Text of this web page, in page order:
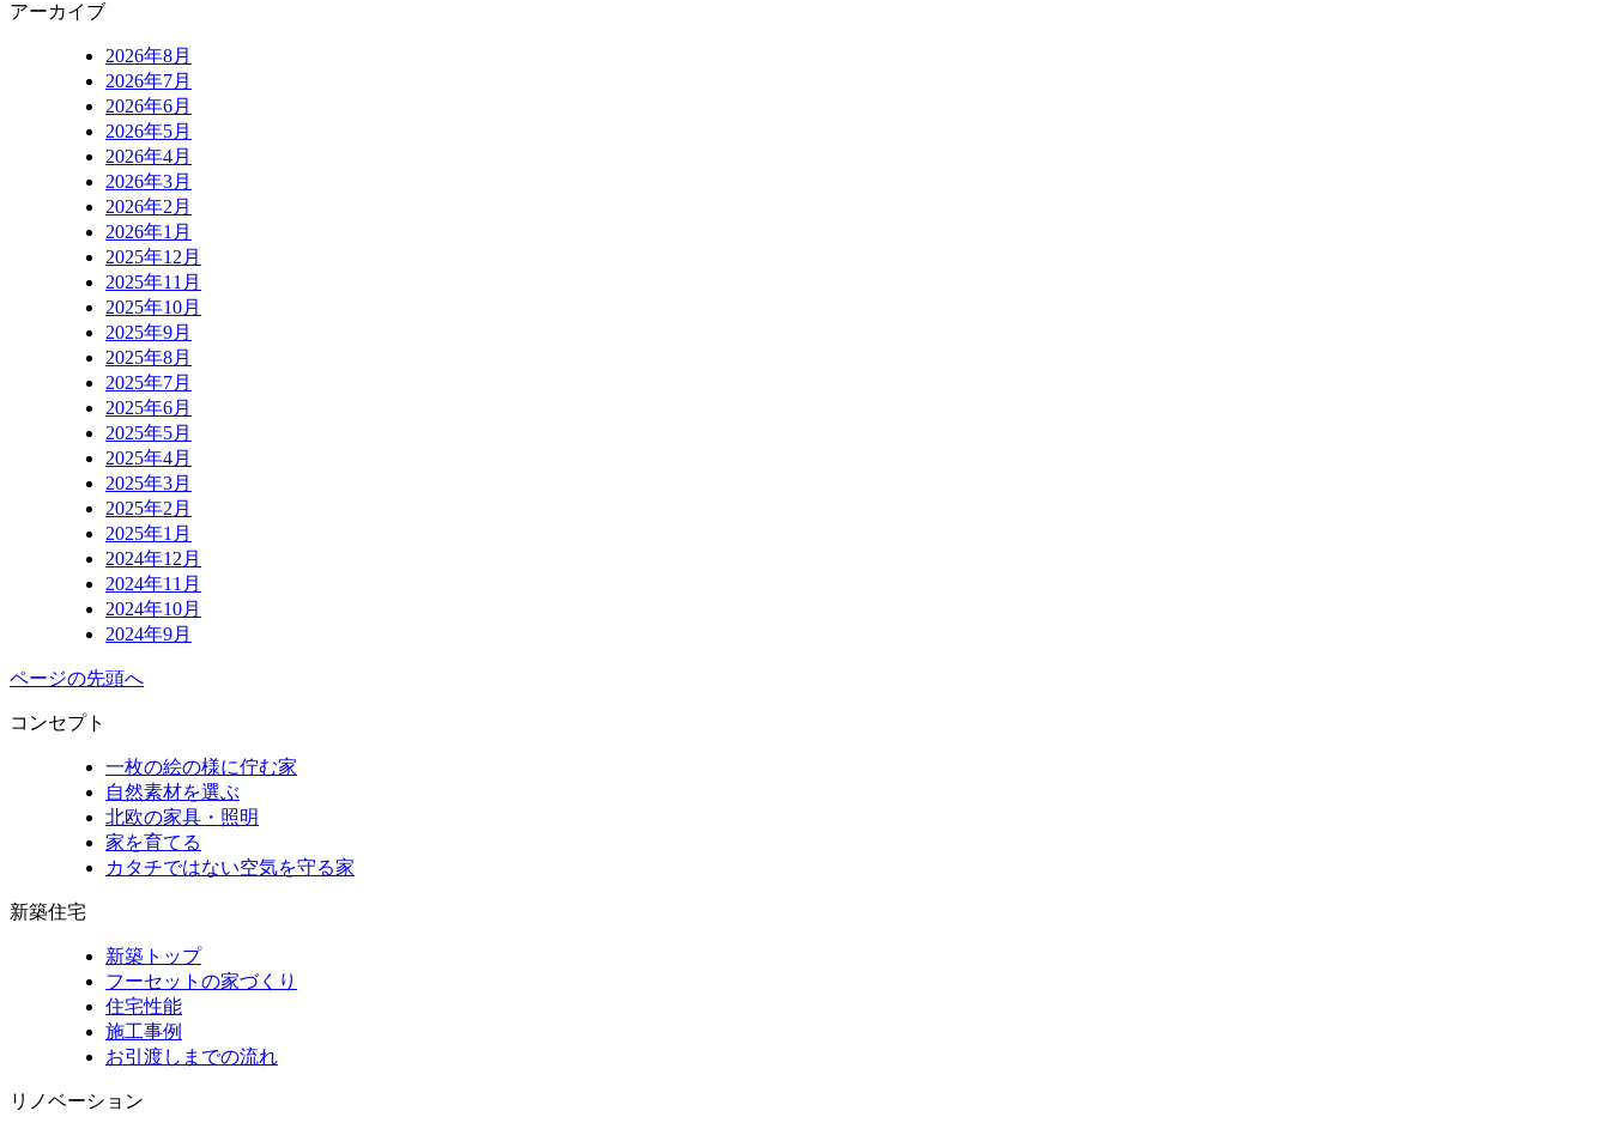
アーカイブ
2026年8月
2026年7月
2026年6月
2026年5月
2026年4月
2026年3月
2026年2月
2026年1月
2025年12月
2025年11月
2025年10月
2025年9月
2025年8月
2025年7月
2025年6月
2025年5月
2025年4月
2025年3月
2025年2月
2025年1月
2024年12月
2024年11月
2024年10月
2024年9月
ページの先頭へ
コンセプト
一枚の絵の様に佇む家
自然素材を選ぶ
北欧の家具・照明
家を育てる
カタチではない空気を守る家
新築住宅
新築トップ
フーセットの家づくり
住宅性能
施工事例
お引渡しまでの流れ
リノベーション